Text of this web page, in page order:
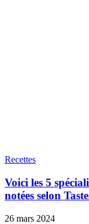
Recettes
Voici les 5
notées selon
26 mars 2024